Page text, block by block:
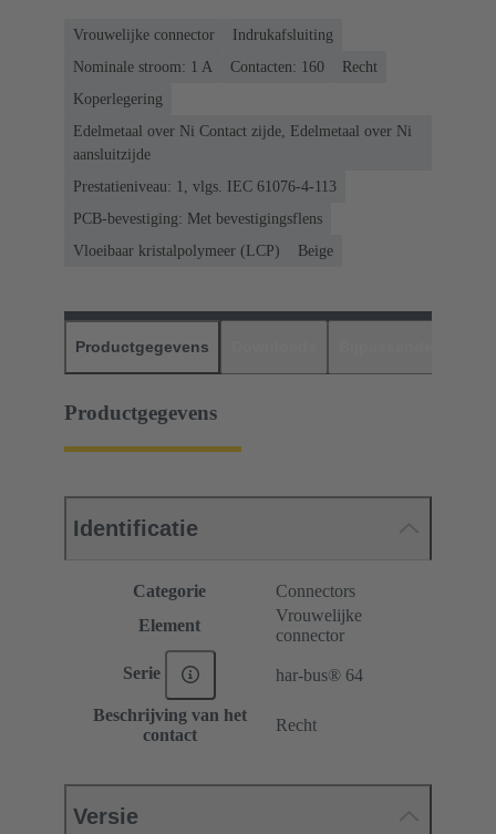
Vrouwelijke connector
Indrukafsluiting
Nominale stroom: ‌1 A
Contacten: 160
Recht
Koperlegering
Edelmetaal over Ni Contact zijde, Edelmetaal over Ni
aansluitzijde
Prestatieniveau: 1, vlgs. IEC 61076-4-113
PCB-bevestiging: Met bevestigingsflens
Vloeibaar kristalpolymeer (LCP)
Beige
Productgegevens
Productgegevens
Identificatie
Categorie
Connectors
Element
Vrouwelijke
connector
Serie har-bus® 64
Beschrijving van het
contact
Recht
Versie